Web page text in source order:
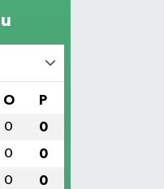
O P
0 0
0 0
0 0